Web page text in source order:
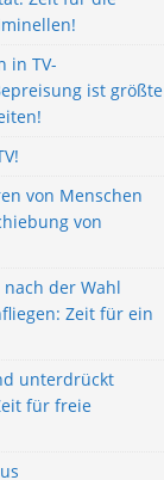
in TV-
ist größte
von Menschen
von
der Wahl
Zeit für ein
unterdrückt
für freie